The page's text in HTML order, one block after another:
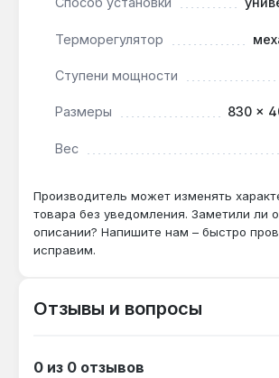
разместить в любом интерьере.
Подходит ли для отопления
м²?
20 м² при мощности 2 кВт, для 25
потребуется модель мощностью
Фильтры многоразовые — их
Терморегулятор
Ступени мощности
Размеры 830 ×
Вес
Производитель может изменять
товара без уведомления. Заметили ли
описании? Напишите нам – быстро
исправим.
Отзывы и вопросы
0 из 0 отзывов